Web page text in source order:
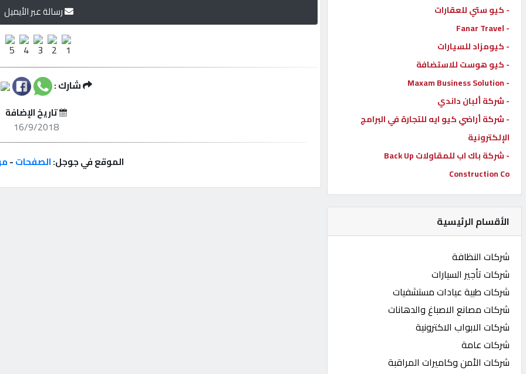
المنتدى
كيو
مزاد
كيو
نمبر
كيو
كارز
كيو
ماركت
الدليل
القطري
POWERED
QHOST
- كيو ستي للعقارات
- Fanar Travel
- كيومزاد للسيارات
- كيو هوست للاستضافة
- Maxam Business Solution
- شركة ألبان داندي
- شركة أراضي كيو ايه للتجارة في البرامج
الإلكترونية
- شركة باك اب للمقاولات Back Up
Construction Co
الأقسام الرئيسية
شركات النظافة
شركات تأجير السيارات
شركات طبية عيادات مستشفيات
شركات مصانع الاصباغ والدهانات
شركات الابواب الاكترونية
شركات عامة
شركات الأمن وكاميرات المراقبة
رسالة عبر الأيميل
شارك :
تاريخ الإضافة
16/9/2018
الموقع في جوجل:الصفحات-